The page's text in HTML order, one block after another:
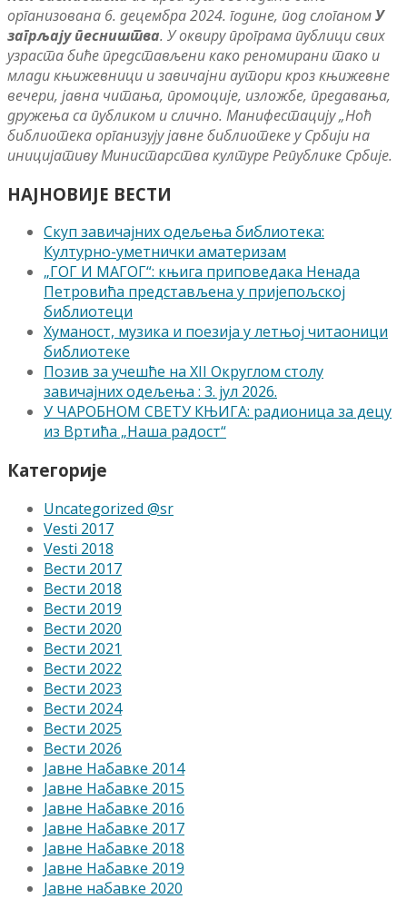
организована 6. децембра 2024. године, под слоганомУ
загрљају песништва. У оквиру програма публици свих
узраста биће представљени како реномирани тако и
млади књижевници и завичајни аутори кроз књижевне
вечери, јавна читања, промоције, изложбе, предавања,
дружења са публиком и слично. Манифестацију „Ноћ
библиотека организују јавне библиотеке у Србији на
иницијативу Министарства културе Републике Србије.
НАЈНОВИЈЕ ВЕСТИ
Скуп завичајних одељења библиотека:
Културно-уметнички аматеризам
„ГОГ И МАГОГ“: књига приповедака Ненада
Петровића представљена у пријепољској
библиотеци
Хуманост, музика и поезија у летњој читаоници
библиотеке
Позив за учешће на XII Округлом столу
завичајних одељења : 3. јул 2026.
У ЧАРОБНОМ СВЕТУ КЊИГА: радионица за децу
из Вртића „Наша радост“
Категорије
Uncategorized @sr
Vesti 2017
Vesti 2018
Вести 2017
Вести 2018
Вести 2019
Вести 2020
Вести 2021
Вести 2022
Вести 2023
Вести 2024
Вести 2025
Вести 2026
Јавне Набавке 2014
Јавне Набавке 2015
Јавне Набавке 2016
Јавне Набавке 2017
Јавне Набавке 2018
Јавне Набавке 2019
Јавне набавке 2020